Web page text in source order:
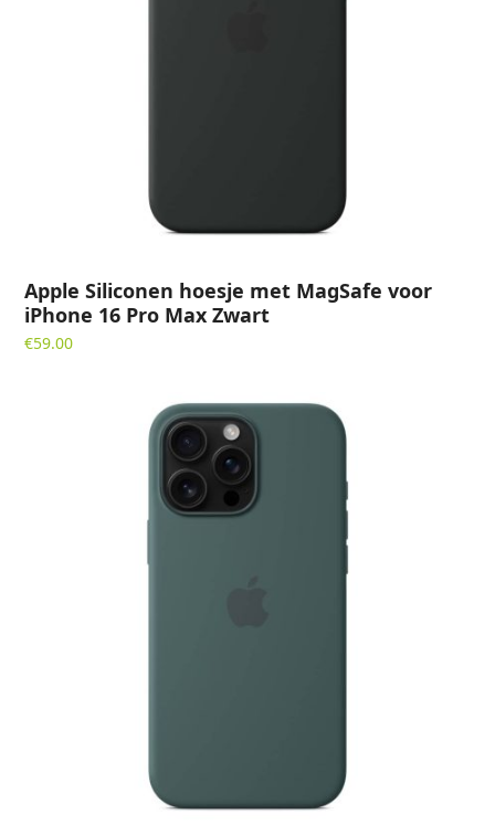
Apple Siliconen hoesje met MagSafe voor
iPhone 16 Pro Max Zwart
€59.00